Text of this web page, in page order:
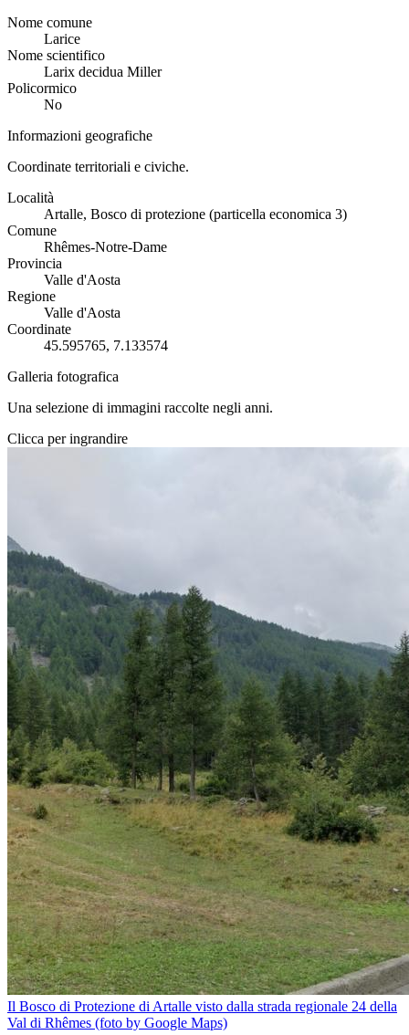
Nome comune
Larice
Nome scientifico
Larix decidua Miller
Policormico
No
Informazioni geografiche
Coordinate territoriali e civiche.
Località
Artalle, Bosco di protezione (particella economica 3)
Comune
Rhêmes-Notre-Dame
Provincia
Valle d'Aosta
Regione
Valle d'Aosta
Coordinate
45.595765, 7.133574
Galleria fotografica
Una selezione di immagini raccolte negli anni.
Clicca per ingrandire
Il Bosco di Protezione di Artalle visto dalla strada regionale 24 della
Val di Rhêmes (foto by Google Maps)